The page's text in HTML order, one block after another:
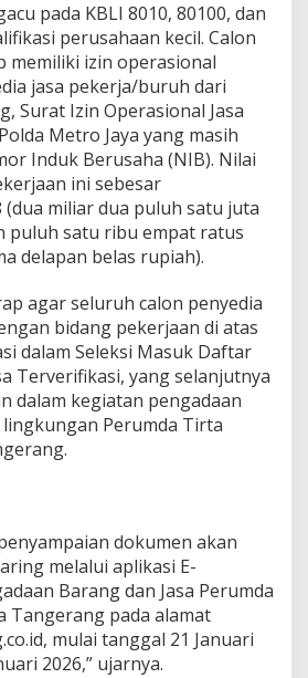
pada KBLI 8010, 80100, dan
perusahaan kecil. Calon
memiliki izin operasional
jasa pekerja/buruh dari
Surat Izin Operasional Jasa
Metro Jaya yang masih
Induk Berusaha (NIB). Nilai
ini sebesar
(dua miliar dua puluh satu juta
puluh satu ribu empat ratus
delapan belas rupiah).
agar seluruh calon penyedia
bidang pekerjaan di atas
dalam Seleksi Masuk Daftar
Terverifikasi, yang selanjutnya
dalam kegiatan pengadaan
Perumda Tirta
dokumen akan
melalui aplikasi E-
Barang dan Jasa Perumda
Tangerang pada alamat
mulai tanggal 21 Januari
2026,” ujarnya.